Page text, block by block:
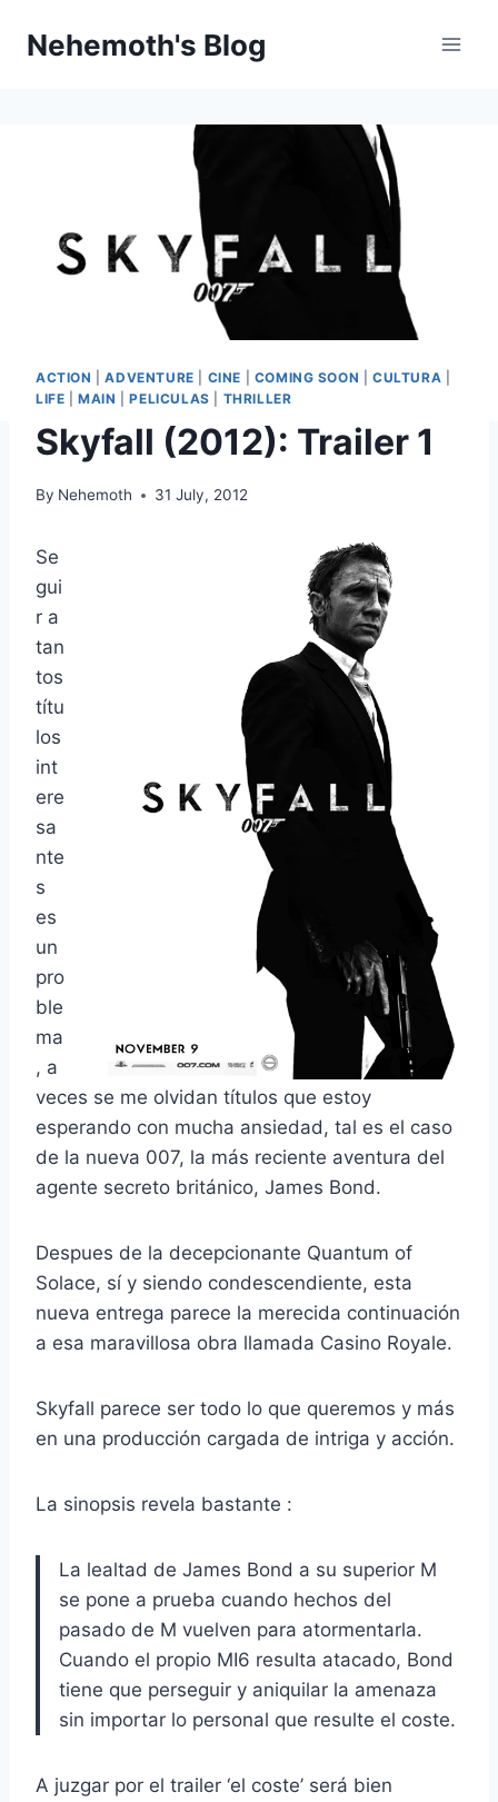
Nehemoth's Blog
ACTION |ADVENTURE CINE COMING SOON |CULTURA
LIFE |MAIN |PELICULAS THRILLER
Skyfall (2012): Trailer 1
By Nehemoth 31 July, 2012
Se
gui
r a
tan
tos
títu
los
int
ere
sa
nte
s
es
un
pro
ble
ma
, a
veces se me olvidan títulos que estoy
esperando con mucha ansiedad, tal es el caso
de la nueva 007, la más reciente aventura del
agente secreto británico, James Bond.
Despues de la decepcionante Quantum of
Solace, sí y siendo condescendiente, esta
nueva entrega parece la merecida continuación
a esa maravillosa obra llamada Casino Royale.
Skyfall parece ser todo lo que queremos y más
en una producción cargada de intriga y acción.
La sinopsis revela bastante :
La lealtad de James Bond a su superior M
se pone a prueba cuando hechos del
pasado de M vuelven para atormentarla.
Cuando el propio MI6 resulta atacado, Bond
tiene que perseguir y aniquilar la amenaza
sin importar lo personal que resulte el coste.
A juzgar por el trailer ‘el coste’ será bien